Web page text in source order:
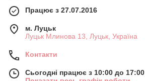
Працює з 27.07.2016
м. Луцьк
Луцьк Млинова 13, Луцьк, Україна
Контакти
Сьогодні працює з 10:00 до 17:00